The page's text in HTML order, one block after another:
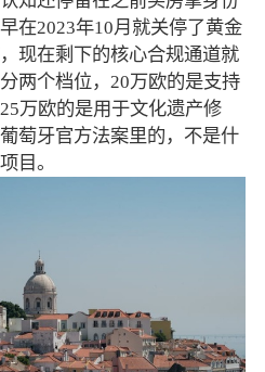
在2023年10月就关停了黄金
现在剩下的核心合规通道就
两个档位，20万欧的是支持
万欧的是用于文化遗产修
萄牙官方法案里的，不是什
目。